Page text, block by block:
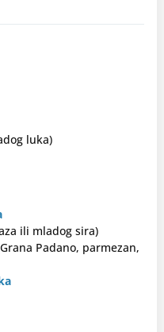
luka)
ili mladog sira)
Padano, parmezan,